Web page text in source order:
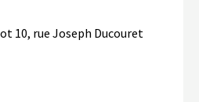
10, rue Joseph Ducouret